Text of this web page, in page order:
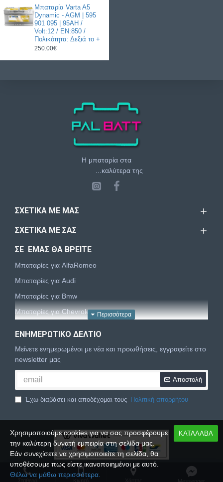
Μπαταρία Varta A5
Dynamic - AGM | 595
901 095 | 95AH /
Volt:12 / EN:850 /
Πολικότητα: Δεξιά το +
250.00€
Η μπαταρία στα
...καλύτερα της
ΣΧΕΤΙΚΆ ΜΕ ΜΑΣ
ΣΧΕΤΙΚΆ ΜΕ ΣΑΣ
ΣΕ ΕΜΑΣ ΘΑ ΒΡΕΙΤΕ
Μπαταρίες για AlfaRomeo
Μπαταρίες για Audi
Μπαταρίες για Bmw
Μπαταρίες για Chevrolet
Μπαταρίες για Dacia
Μπαταρίες για Daewoo
Μπαταρίες για Daihatsu
Μπαταρίες για Dodge
Μπαταρίες για Fiat
Μπαταρίες για Ford
Μπαταρίες για Honda
Μπαταρίες για Hyundai
ΕΝΗΜΕΡΩΤΙΚΌ ΔΕΛΤΊΟ
Μείνετε ενημερωμένοι με νέα και προωθήσεις, εγγραφείτε στο
newsletter μας
Αποστολή
Έχω διαβάσει και αποδέχομαι τους Πολιτική απορρήτου
Copyright © 2024,Palbatt.gr , All Rights Reserved
ΚΑΤΑΛΑΒΑ
Χρησιμοποιούμε cookies για να σας προσφέρουμε
την καλύτερη δυνατή εμπειρία στη σελίδα μας.
Εάν συνεχίσετε να χρησιμοποιείτε τη σελίδα, θα
υποθέσουμε πως είστε ικανοποιημένοι με αυτό.
Θέλω να μάθω περισσότερα.